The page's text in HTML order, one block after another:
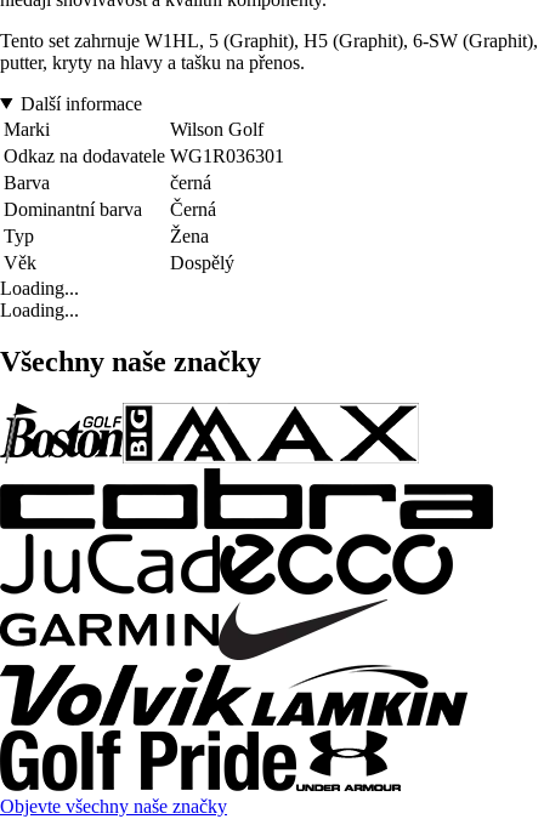
Tento set zahrnuje W1HL, 5 (Graphit), H5 (Graphit), 6-SW (Graphit),
putter, kryty na hlavy a tašku na přenos.
Další informace
Marki
Wilson Golf
Odkaz na dodavatele WG1R036301
Barva
černá
Dominantní barva
Černá
Typ
Žena
Věk
Dospělý
Loading...
Loading...
Všechny naše značky
Objevte všechny naše značky